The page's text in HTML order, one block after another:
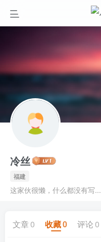
冷丝
福建
这家伙很懒，什么都没有写...
文章0 收藏0 评论 0